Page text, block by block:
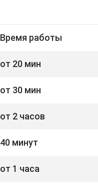
Время работы
от 20 мин
от 30 мин
от 2 часов
40 минут
от 1 часа